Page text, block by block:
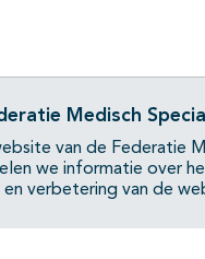
Medisch
van de Federatie
we informatie over
en verbetering van de